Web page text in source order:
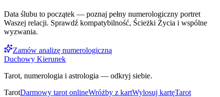
Data ślubu to początek — poznaj pełny numerologiczny portret
Waszej relacji. Sprawdź kompatybilność, Ścieżki Życia i wspólne
wyzwania.
Zamów analizę numerologiczną
Duchowy Kierunek
Tarot, numerologia i astrologia — odkryj siebie.
TarotDarmowy tarot onlineWróżby z kartWylosuj kartęTarot